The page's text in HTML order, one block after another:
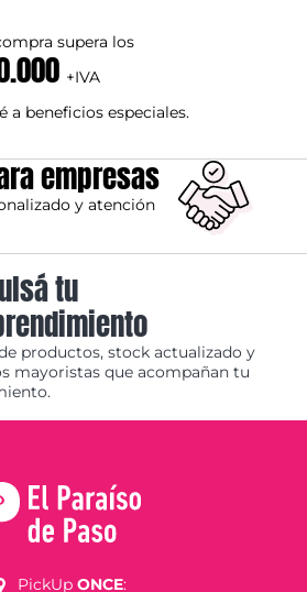
supera los
+IVA
a beneficios especiales.
empresas
y atención
tu
productos, stock actualizado y
mayoristas que acompañan tu
PickUp ONCE: